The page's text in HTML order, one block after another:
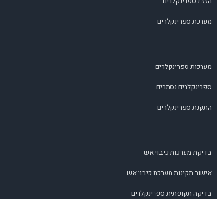
מערכת ספרינקלרים
מערכות ספרינקלרים
ספרינקלרים נסתרים
התקנת ספרינקלרים
בדיקת מערכות כיבוי אש
אישור תקינות מערכת כיבוי אש
בדיקה תקופתית ספרינקלרים